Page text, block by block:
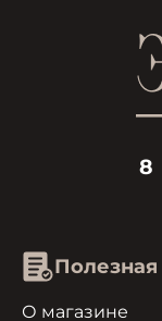
8
О магазине